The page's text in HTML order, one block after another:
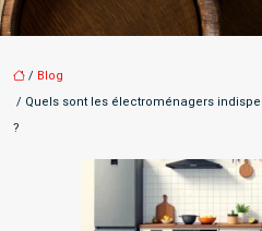
/ Blog
/ Quels sont les électroménagers
?